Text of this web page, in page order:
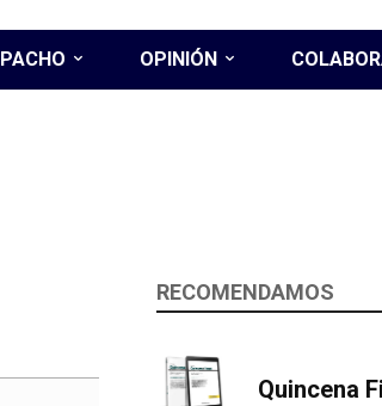
OPINIÓN
RECOMENDAMOS
Quincena